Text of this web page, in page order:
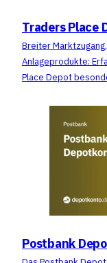
Traders Place
Breiter
Anlageprodukte:
Place Depot
Postbank